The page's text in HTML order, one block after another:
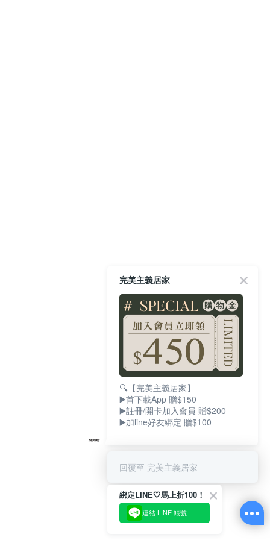
完美主義居家
🔍【完美主義居家】
▶️首下載App 贈$150
▶️註冊/開卡加入會員 贈$200
▶️加line好友綁定 贈$100
回覆至 完美主義居家
綁定LINE🤍馬上折100！
連結 LINE 帳號